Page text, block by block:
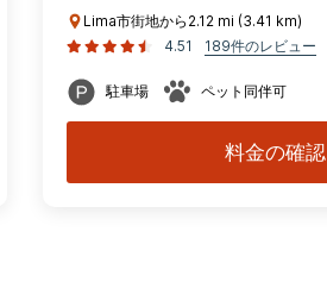
Lima市街地から2.12 mi (3.41 km)
4.51
189件のレビュー
駐車場 ペット同伴可
料金の確認